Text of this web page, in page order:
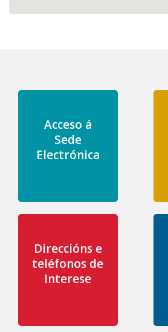
Acceso á
Sede
Electrónica
Direccións e
teléfonos de
Interese